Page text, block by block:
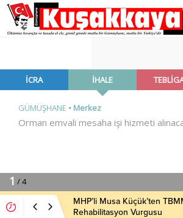
MHP’li Musa Küçük’ten
Rehabilitasyon Vurgusu